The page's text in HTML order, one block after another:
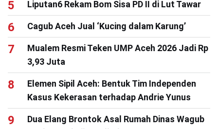
Liputan6 Rekam Bom Sisa PD II di Lut Tawar
Cagub Aceh Jual ‘Kucing dalam Karung’
Mualem Resmi Teken UMP Aceh 2026 Jadi Rp
3,93 Juta
Elemen Sipil Aceh: Bentuk Tim Independen
Kasus Kekerasan terhadap Andrie Yunus
Dua Elang Brontok Asal Rumah Dinas Wagub